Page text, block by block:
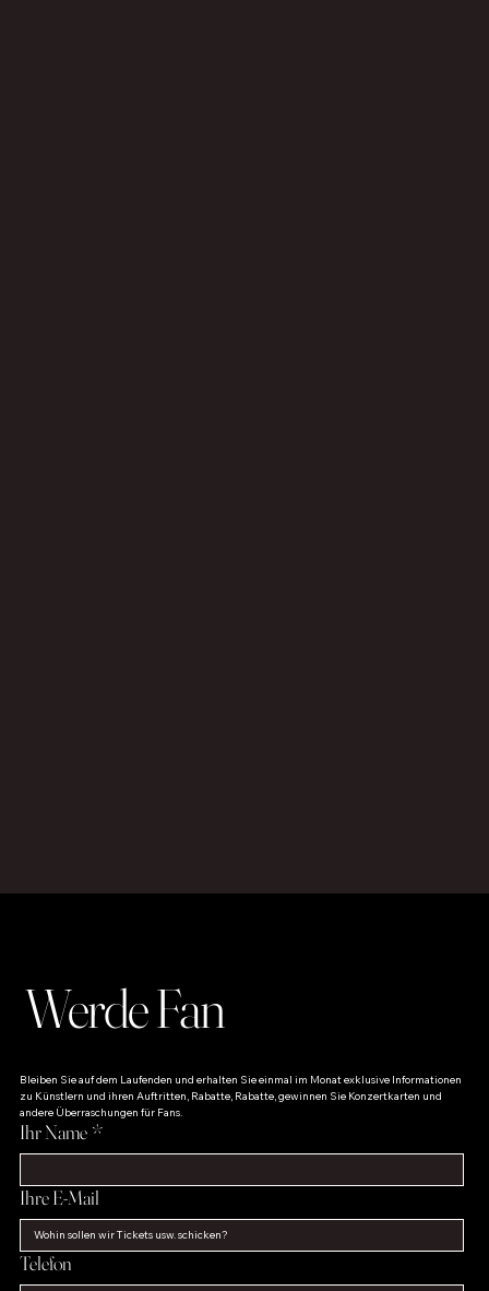
Werde Fan
Bleiben Sie auf dem Laufenden und erhalten Sie einmal im Monat exklusive Informationen
zu Künstlern und ihren Auftritten, Rabatte, Rabatte, gewinnen Sie Konzertkarten und
andere Überraschungen für Fans.
Ihr Name *
Ihre E-Mail
Telefon